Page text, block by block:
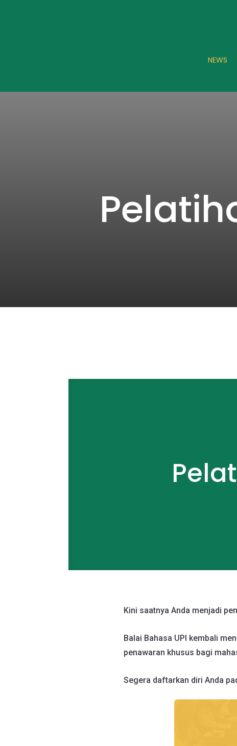
NEWS
Kini saatnya Anda menjadi
Balai Bahasa UPI kembali
penawaran khusus bagi
Segera daftarkan diri Anda